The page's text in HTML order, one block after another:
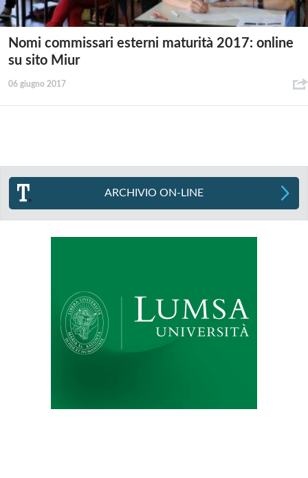
Nomi commissari esterni maturità 2017: online
su sito Miur
06 giugno 2017
ARCHIVIO ON-LINE